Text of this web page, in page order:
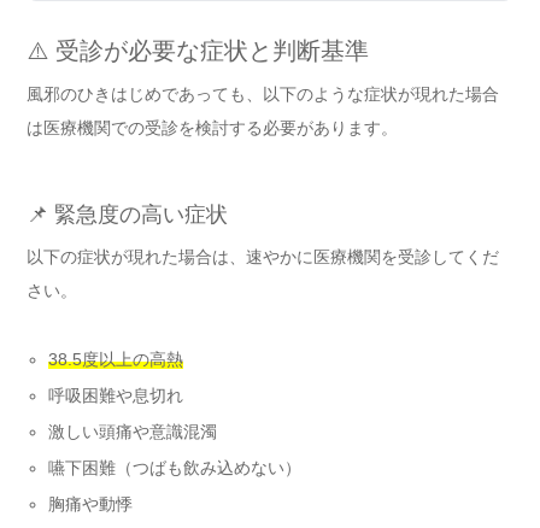
⚠️ 受診が必要な症状と判断基準
風邪のひきはじめであっても、以下のような症状が現れた場合
は医療機関での受診を検討する必要があります。
📌 緊急度の高い症状
以下の症状が現れた場合は、速やかに医療機関を受診してくだ
さい。
38.5度以上の高熱
呼吸困難や息切れ
激しい頭痛や意識混濁
嚥下困難（つばも飲み込めない）
胸痛や動悸